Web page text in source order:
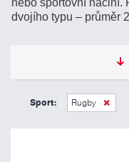
dvojího typu – průměr
6 Kč
Sport: Rugby